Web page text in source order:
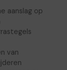
aanslag op
van